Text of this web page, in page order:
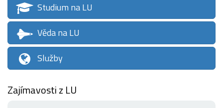
Studium na LU
Věda na LU
Služby
Zajímavosti z LU